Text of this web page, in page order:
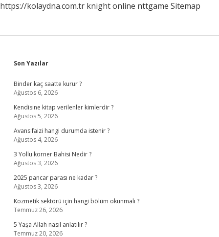
https://kolaydna.com.tr knight online nttgame Sitemap
Sidebar
Son Yazılar
Binder kaç saatte kurur ?
Ağustos 6, 2026
Kendisine kitap verilenler kimlerdir ?
Ağustos 5, 2026
Avans faizi hangi durumda istenir ?
Ağustos 4, 2026
3 Yollu korner Bahisi Nedir ?
Ağustos 3, 2026
2025 pancar parası ne kadar ?
Ağustos 3, 2026
Kozmetik sektörü için hangi bölüm okunmalı ?
Temmuz 26, 2026
5 Yaşa Allah nasıl anlatılır ?
Temmuz 20, 2026